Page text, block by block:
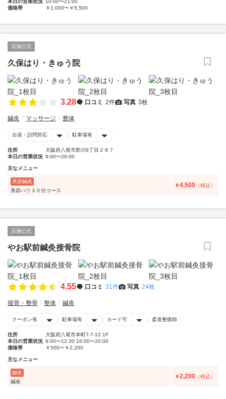
本日の営業状況 10:00〜21:00
価格帯
￥1,000〜￥5,500
店舗公式
久保はり・きゅう院
3.28 口コミ 2件 写真 3枚
鍼灸 マッサージ 整体
出張・訪問対応 駐車場有
住所
大阪府八尾市郡川6丁目２８７
本日の営業状況 9:00〜20:00
主なメニュー
美容鍼灸
美容ハリ３０分コース
￥4,500 （税込）
店舗公式
やお駅前鍼灸接骨院
4.55 口コミ 31件 写真 24枚
接骨・整骨 整体 鍼灸
クーポン有 駐車場有 カード可 柔道整復師
住所
大阪府八尾市本町7-7-12 1F
本日の営業状況 9:00〜12:30 16:00〜20:00
価格帯
￥500〜￥2,200
主なメニュー
鍼灸
鍼灸
￥2,200 （税込）